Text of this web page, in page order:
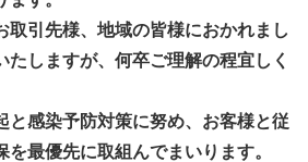
取引先様、地域の皆様におかれまし
たしますが、何卒ご理解の程宜しく
と感染予防対策に努め、お客様と従
最優先に取組んでまいります。